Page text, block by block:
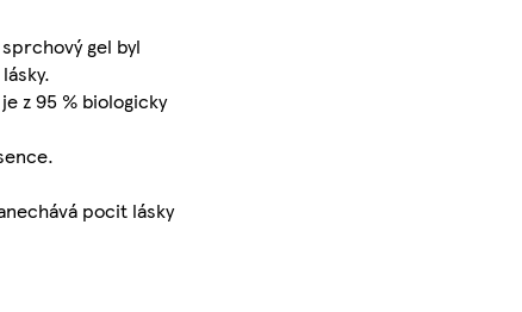
gel byl
z 95 % biologicky
pocit lásky